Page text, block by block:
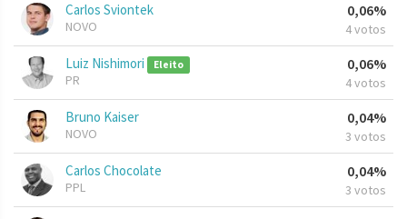
Carlos Sviontek
NOVO
0,06%
4 votos
Luiz Nishimori Eleito
PR
0,06%
4 votos
Bruno Kaiser
NOVO
0,04%
3 votos
Carlos Chocolate
PPL
0,04%
3 votos